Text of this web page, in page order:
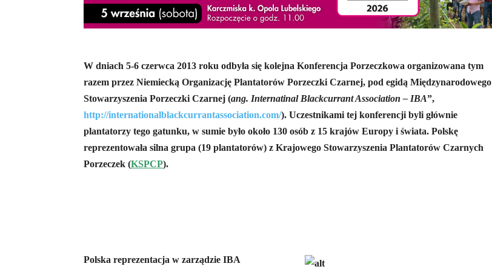
W dniach 5-6 czerwca 2013 roku odbyła się kolejna Konferencja Porzeczkowa organizowana tym
razem przez Niemiecką Organizację Plantatorów Porzeczki Czarnej, pod egidą Międzynarodowego
Stowarzyszenia Porzeczki Czarnej (ang. Internatinal Blackcurrant Association – IBA”,
http://internationalblackcurrantassociation.com/). Uczestnikami tej konferencji byli głównie
plantatorzy tego gatunku, w sumie było około 130 osób z 15 krajów Europy i świata. Polskę
reprezentowała silna grupa (19 plantatorów) z Krajowego Stowarzyszenia Plantatorów Czarnych
Porzeczek (KSPCP).
Polska reprezentacja w zarządzie IBA